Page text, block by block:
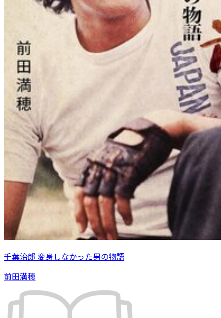
千葉治郎 変身しなかった男の物語
前田満穂